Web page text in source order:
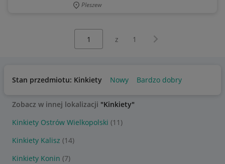
Pleszew
z 1 Następna strona
Stan przedmiotu: Kinkiety Nowy Bardzo dobry
Zobacz w innej lokalizacji "Kinkiety"
Kinkiety Ostrów Wielkopolski (11)
Kinkiety Kalisz (14)
Kinkiety Konin (7)